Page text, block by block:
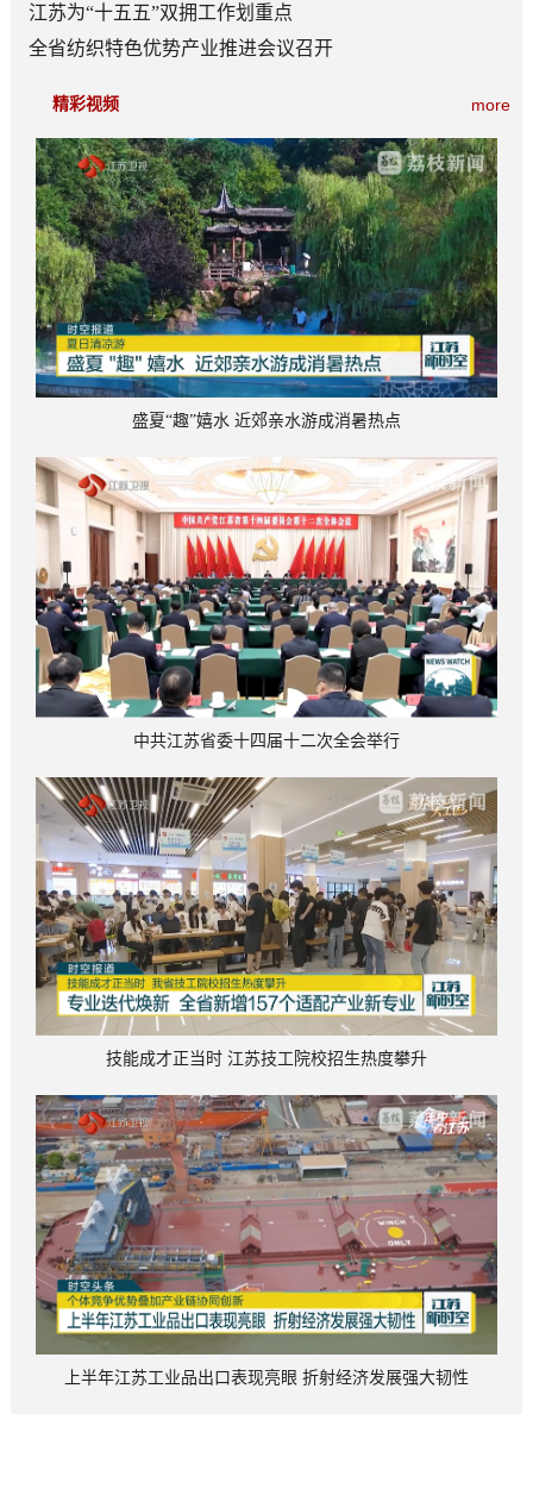
江苏为“十五五”双拥工作划重点
全省纺织特色优势产业推进会议召开
more
精彩视频
盛夏“趣”嬉水 近郊亲水游成消暑热点
中共江苏省委十四届十二次全会举行
技能成才正当时 江苏技工院校招生热度攀升
上半年江苏工业品出口表现亮眼 折射经济发展强大韧性